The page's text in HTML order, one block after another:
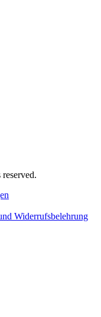
Widerrufsbelehrung